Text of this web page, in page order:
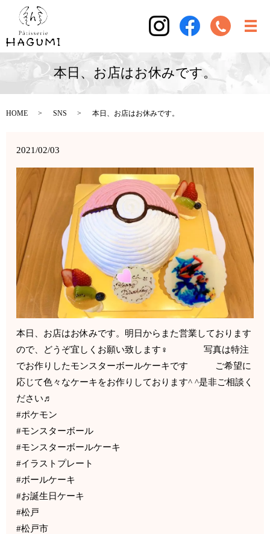
本日、お店はお休みです。
HOME SNS 本日、お店はお休みです。
2021/02/03
本日、お店はお休みです。明日からまた営業しております
ので、どうぞ宜しくお願い致します‍♀️ 写真は特注
でお作りしたモンスターボールケーキです ご希望に
応じて色々なケーキをお作りしております^ ^是非ご相談く
ださい♬
#ポケモン
#モンスターボール
#モンスターボールケーキ
#イラストプレート
#ボールケーキ
#お誕生日ケーキ
#松戸
#松戸市